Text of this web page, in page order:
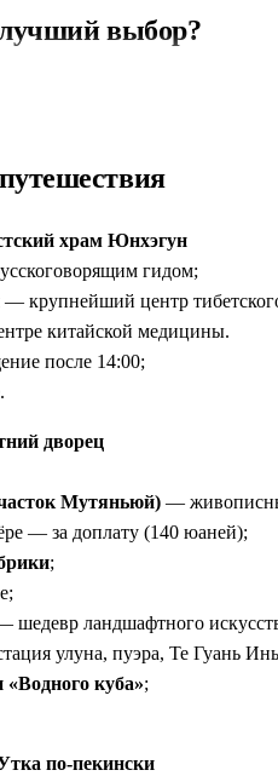
выбор?
чайной церемонии и адреналин
и комфорта
включения с личным гидом,
— используйте их с
храм Юнхэгун
гидом;
— крупнейший центр
китайской медицины.
после 14:00;
дворец
Мутяньюй) —
— за доплату (140 юаней);
;
шедевр ландшафтного
улуна, пуэра, Те Гуань
«Водного куба»;
по-пекински